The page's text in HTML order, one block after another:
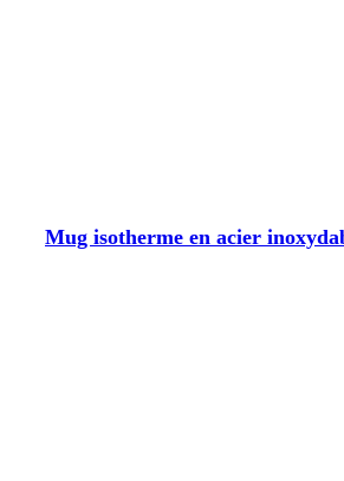
Mug isotherme en acier